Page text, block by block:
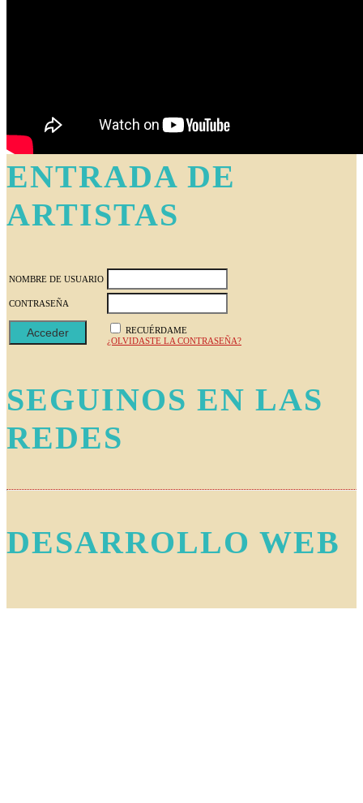
ENTRADA DE
ARTISTAS
NOMBRE DE USUARIO
CONTRASEÑA
RECUÉRDAME
¿OLVIDASTE LA CONTRASEÑA?
SEGUINOS EN LAS
REDES
DESARROLLO WEB